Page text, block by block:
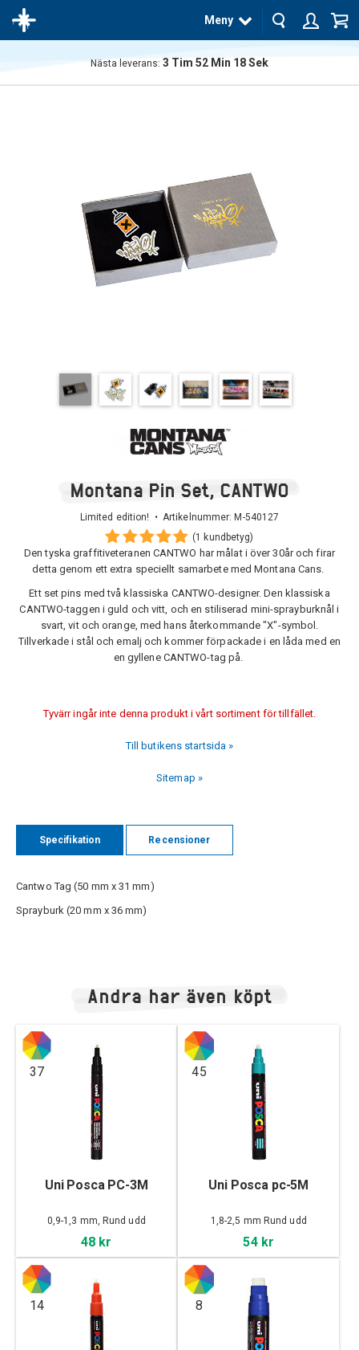
Meny
Nästa leverans: 3 Tim 52 Min 17Sek
Montana Pin Set, CANTWO
Limited edition! • Artikelnummer: M-540127
(1 kundbetyg)
Den tyska graffitiveteranen CANTWO har målat i över 30år och firar
detta genom ett extra speciellt samarbete med Montana Cans.
Ett set pins med två klassiska CANTWO-designer. Den klassiska
CANTWO-taggen i guld och vitt, och en stiliserad mini-sprayburknål i
svart, vit och orange, med hans återkommande "X"-symbol.
Tillverkade i stål och emalj och kommer förpackade i en låda med en
en gyllene CANTWO-tag på.
Tyvärr ingår inte denna produkt i vårt sortiment för tillfället.
Till butikens startsida »
Sitemap »
Specifikation Recensioner
Cantwo Tag (50 mm x 31 mm)
Sprayburk (20 mm x 36 mm)
Andra har även köpt
37
Uni Posca PC-3M
0,9-1,3 mm, Rund udd
48 kr
45
Uni Posca pc-5M
1,8-2,5 mm Rund udd
54 kr
14 8